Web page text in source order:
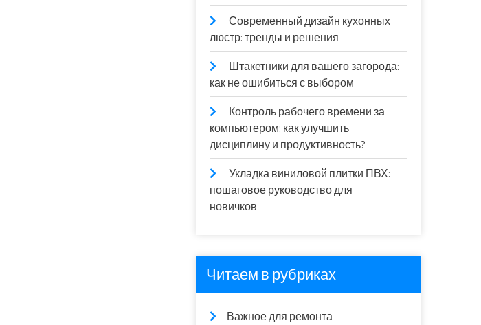
Современный дизайн кухонных
люстр: тренды и решения
Штакетники для вашего загорода:
как не ошибиться с выбором
Контроль рабочего времени за
компьютером: как улучшить
дисциплину и продуктивность?
Укладка виниловой плитки ПВХ:
пошаговое руководство для
новичков
Читаем в рубриках
Важное для ремонта